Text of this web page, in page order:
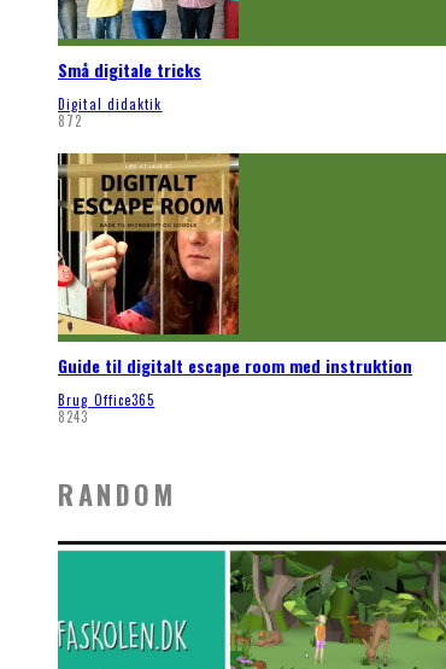
Små digitale tricks
Digital didaktik
872
Guide til digitalt escape room med instruktion
Brug Office365
8243
RANDOM